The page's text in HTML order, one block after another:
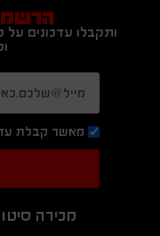
ותקבלו עדכונים על
מאשר קבלת
מכירה